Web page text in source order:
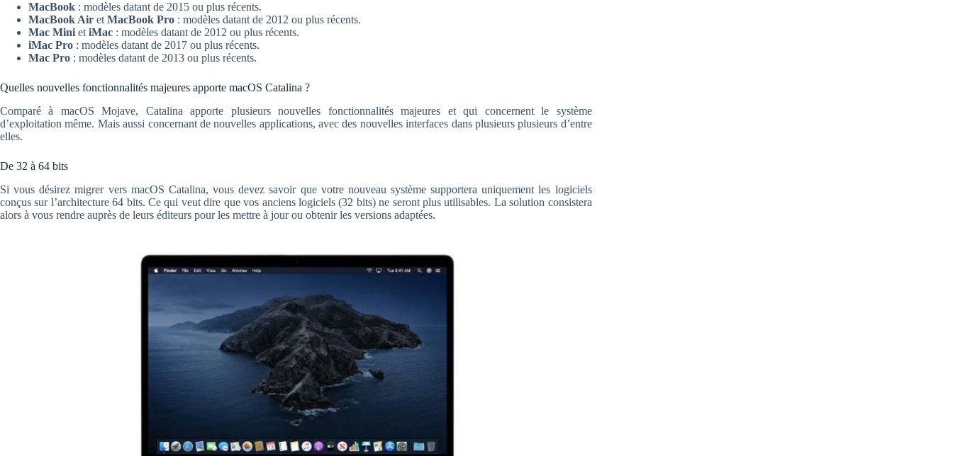
MacBook : modèles datant de 2015 ou plus récents.
MacBook Air etMacBook Pro : modèles datant de 2012 ou plus récents.
Mac Mini etiMac : modèles datant de 2012 ou plus récents.
iMac Pro : modèles datant de 2017 ou plus récents.
Mac Pro : modèles datant de 2013 ou plus récents.
Quelles nouvelles fonctionnalités majeures apporte macOS Catalina ?
Comparé à macOS Mojave, Catalina apporte plusieurs nouvelles fonctionnalités majeures et qui concernent le système
d’exploitation même. Mais aussi concernant de nouvelles applications, avec des nouvelles interfaces dans plusieurs plusieurs d’entre
elles.
De 32 à 64 bits
Si vous désirez migrer vers macOS Catalina, vous devez savoir que votre nouveau système supportera uniquement les logiciels
conçus sur l’architecture 64 bits. Ce qui veut dire que vos anciens logiciels (32 bits) ne seront plus utilisables. La solution consistera
alors à vous rendre auprès de leurs éditeurs pour les mettre à jour ou obtenir les versions adaptées.